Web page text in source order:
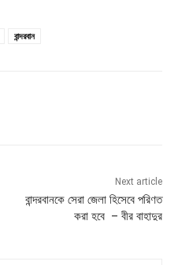
বান্দরবান
Next article
বান্দরবানকে সেরা জেলা হিসেবে পরিণত
করা হবে – বীর বাহাদুর